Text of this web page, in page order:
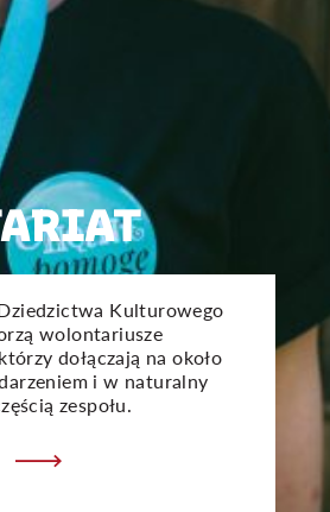
Kulturowego
wolontariusze
dołączają na około
i w naturalny
zespołu.